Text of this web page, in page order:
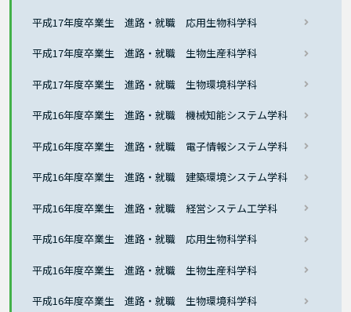
平成17年度卒業生 進路・就職 応用生物科学科
平成17年度卒業生 進路・就職 生物生産科学科
平成17年度卒業生 進路・就職 生物環境科学科
平成16年度卒業生 進路・就職 機械知能システム学科
平成16年度卒業生 進路・就職 電子情報システム学科
平成16年度卒業生 進路・就職 建築環境システム学科
平成16年度卒業生 進路・就職 経営システム工学科
平成16年度卒業生 進路・就職 応用生物科学科
平成16年度卒業生 進路・就職 生物生産科学科
平成16年度卒業生 進路・就職 生物環境科学科